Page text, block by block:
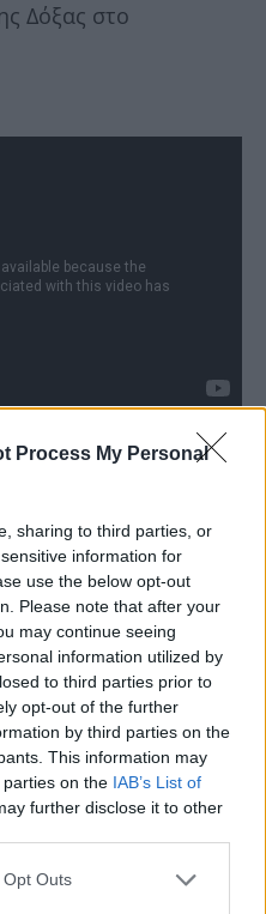
Process My Personal
sharing to third parties, or
information for
use the below opt-out
Please note that after your
may continue seeing
information utilized by
to third parties prior to
opt-out of the further
by third parties on the
This information may
on the IAB’s List of
further disclose it to other
Outs
Δόξας στο
Ο αγαπημένος
αδέξιος, πέφτει
πρόσωπο του οποίου
τη βοήθεια των
και της ανιψιάς του
καταφέρνει